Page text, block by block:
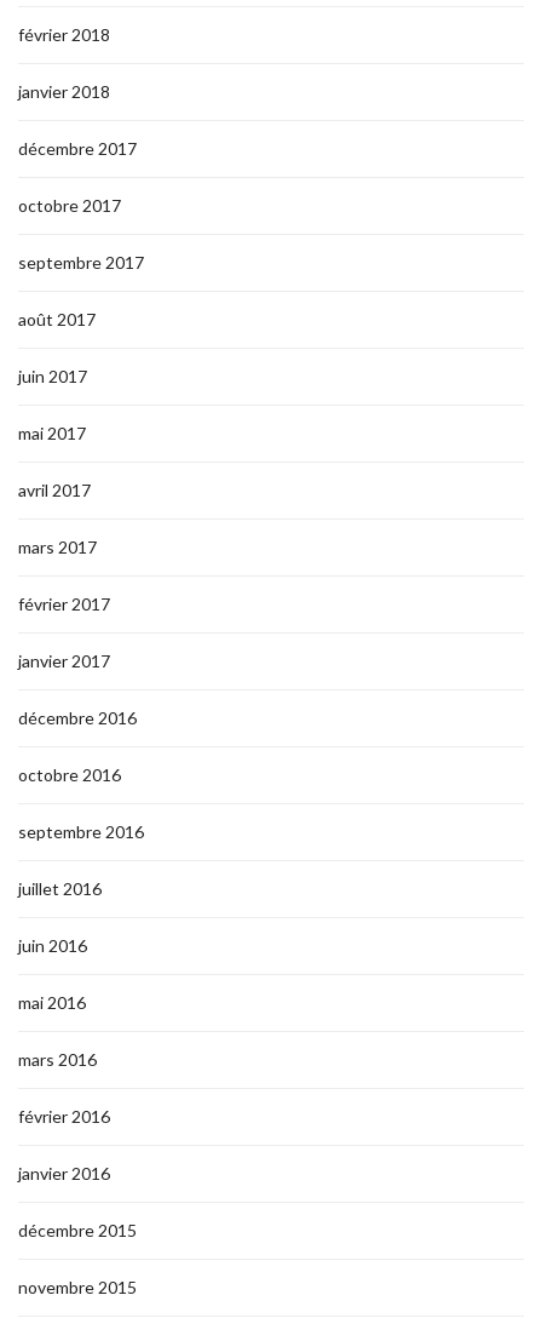
février 2018
janvier 2018
décembre 2017
octobre 2017
septembre 2017
août 2017
juin 2017
mai 2017
avril 2017
mars 2017
février 2017
janvier 2017
décembre 2016
octobre 2016
septembre 2016
juillet 2016
juin 2016
mai 2016
mars 2016
février 2016
janvier 2016
décembre 2015
novembre 2015